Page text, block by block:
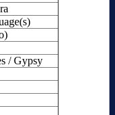
/ Gypsy